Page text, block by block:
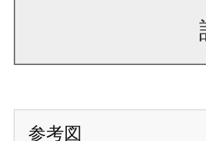
参考図